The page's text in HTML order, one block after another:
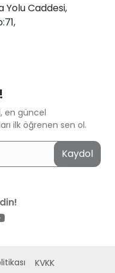
Caddesi,
en güncel
ilk öğrenen sen ol.
Kaydol
KVKK